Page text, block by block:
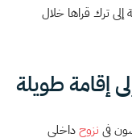
ترك قراها خلال
نزوحداخلي